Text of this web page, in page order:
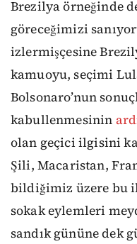
Brezilya örneğinde
göreceğimizi
izlermişçesine
kamuoyu, seçimi
Bolsonaro’nun
kabullenmesinin
olan geçici ilgisini
Şili, Macaristan,
bildiğimiz üzere bu
sokak eylemleri
sandık gününe dek